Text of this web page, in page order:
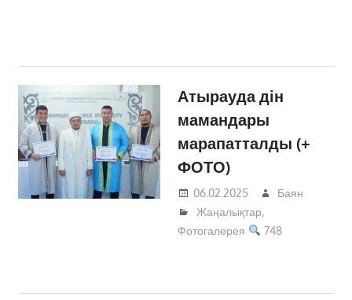
Атырауда дін
мамандары
марапатталды (+
ФОТО)
06.02.2025
Баян
Жаңалықтар,
Фотогалерея
748